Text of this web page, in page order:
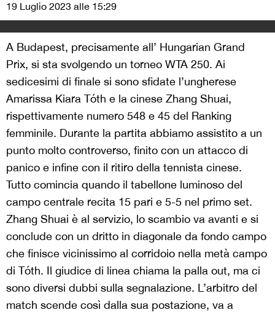
19 Luglio 2023 alle 15:29
A Budapest, precisamente all’ Hungarian Grand
Prix, si sta svolgendo un torneo WTA 250. Ai
sedicesimi di finale si sono sfidate l’ungherese
Amarissa Kiara Tóth e la cinese Zhang Shuai,
rispettivamente numero 548 e 45 del Ranking
femminile. Durante la partita abbiamo assistito a un
punto molto controverso, finito con un attacco di
panico e infine con il ritiro della tennista cinese.
Tutto comincia quando il tabellone luminoso del
campo centrale recita 15 pari e 5-5 nel primo set.
Zhang Shuai è al servizio, lo scambio va avanti e si
conclude con un dritto in diagonale da fondo campo
che finisce vicinissimo al corridoio nella metà campo
di Tóth. Il giudice di linea chiama la palla out, ma ci
sono diversi dubbi sulla segnalazione. L’arbitro del
match scende così dalla sua postazione, va a